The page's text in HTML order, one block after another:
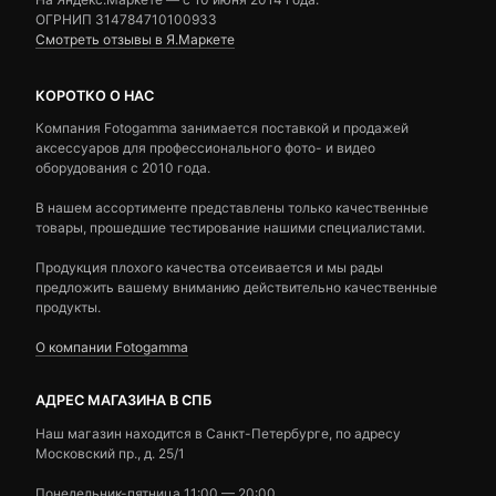
ОГРНИП 314784710100933
Смотреть отзывы в Я.Маркете
КОРОТКО О НАС
Компания Fotogamma занимается поставкой и продажей
аксессуаров для профессионального фото- и видео
оборудования с 2010 года.
В нашем ассортименте представлены только качественные
товары, прошедшие тестирование нашими специалистами.
Продукция плохого качества отсеивается и мы рады
предложить вашему вниманию действительно качественные
продукты.
О компании Fotogamma
АДРЕС МАГАЗИНА В СПБ
Наш магазин находится в Санкт-Петербурге, по адресу
Московский пр., д. 25/1